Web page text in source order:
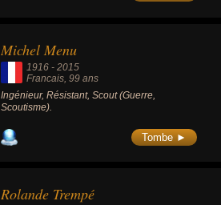
Michel Menu
1916 -2015
Francais, 99 ans
Ingénieur, Résistant, Scout (Guerre,
Scoutisme).
Tombe ►
Rolande Trempé